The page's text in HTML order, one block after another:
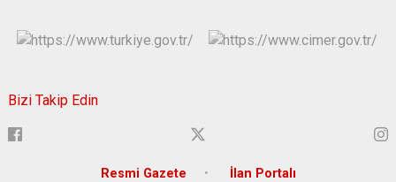
Bizi Takip Edin
Resmi Gazete İlan Portalı